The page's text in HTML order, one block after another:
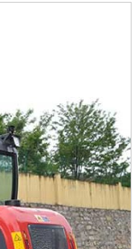
гораздо меньшим